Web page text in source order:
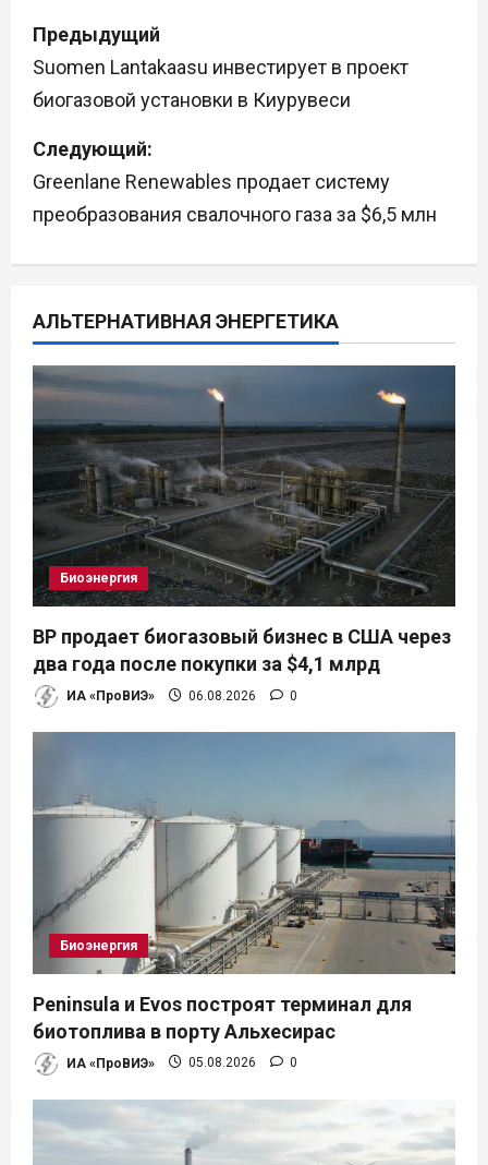
Н
а
в
и
г
и
я
п
о
з
а
п
и
с
м
Предыдущий
Suomen Lantakaasu инвестирует в проект
биогазовой установки в Киурувеси
Следующий:
Greenlane Renewables продает систему
преобразования свалочного газа за $6,5 млн
АЛЬТЕРНАТИВНАЯ ЭНЕРГЕТИКА
Биоэнергия
BP продает биогазовый бизнес в США через
два года после покупки за $4,1 млрд
ИА «ПроВИЭ» 06.08.2026 0
Биоэнергия
Peninsula и Evos построят терминал для
биотоплива в порту Альхесирас
ИА «ПроВИЭ» 05.08.2026 0